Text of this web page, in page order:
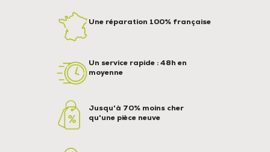
Une réparation 100% française
Un service rapide : 48h en
moyenne
Jusqu'à 70% moins cher
qu'une pièce neuve